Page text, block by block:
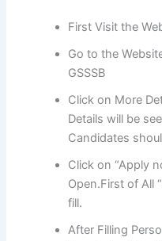
First Visit the
Go to the
GSSSB
Click on More
Details will be
Candidates
Click on “Apply
Open.First of All
fill.
After Filling